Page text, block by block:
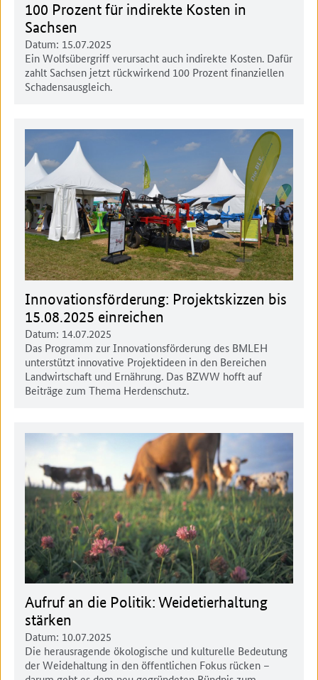
100 Prozent für indirekte Kosten in
Sachsen
Datum: 15.07.2025
Ein Wolfsübergriff verursacht auch indirekte Kosten. Dafür
zahlt Sachsen jetzt rückwirkend 100 Prozent finanziellen
Schadensausgleich.
Innovationsförderung: Projektskizzen bis
15.08.2025 einreichen
Datum: 14.07.2025
Das Programm zur Innovationsförderung des BMLEH
unterstützt innovative Projektideen in den Bereichen
Landwirtschaft und Ernährung. Das BZWW hofft auf
Beiträge zum Thema Herdenschutz.
Aufruf an die Politik: Weidetierhaltung
stärken
Datum: 10.07.2025
Die herausragende ökologische und kulturelle Bedeutung
der Weidehaltung in den öffentlichen Fokus rücken –